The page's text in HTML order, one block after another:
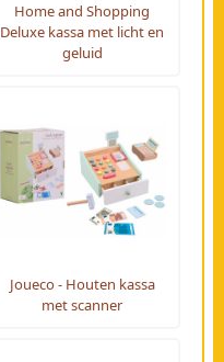
Home and Shopping
Deluxe kassa met licht en
geluid
Joueco - Houten kassa
met scanner